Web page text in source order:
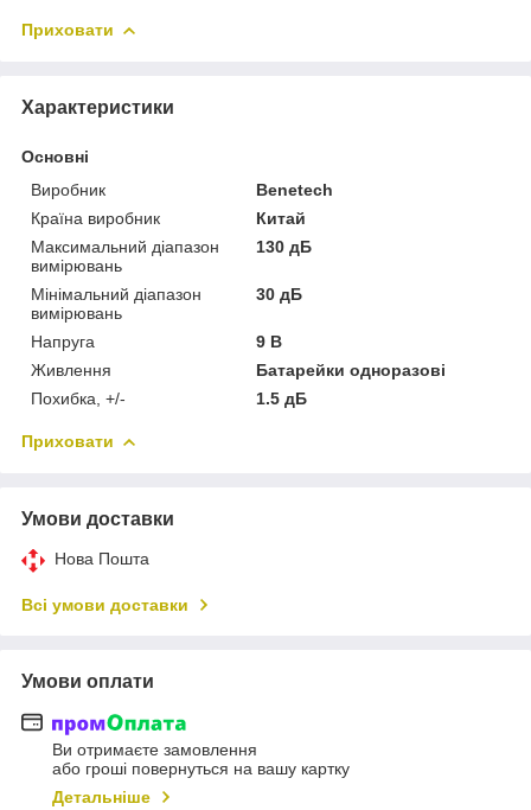
Приховати
Характеристики
Основні
Виробник
Benetech
Країна виробник
Китай
Максимальний діапазон
вимірювань
130 дБ
Мінімальний діапазон
вимірювань
30 дБ
Напруга
9 В
Живлення
Батарейки одноразові
Похибка, +/-
1.5 дБ
Приховати
Умови доставки
Нова Пошта
Всі умови доставки
Умови оплати
Ви отримаєте замовлення
або гроші повернуться на вашу картку
Детальніше